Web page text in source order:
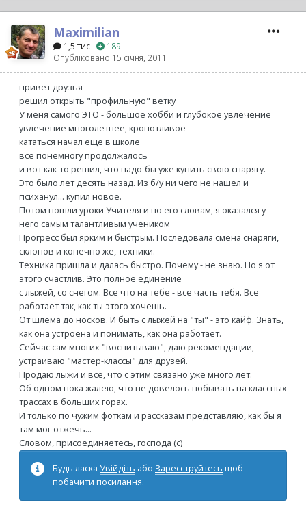
Maximilian
1,5 тис
189
Опубліковано 15 січня, 2011
привет друзья
решил открыть "профильную" ветку
У меня самого ЭТО - большое хобби и глубокое увлечение
увлечение многолетнее, кропотливое
кататься начал еще в школе
все понемногу продолжалось
и вот как-то решил, что надо-бы уже купить свою снарягу.
Это было лет десять назад. Из б/у ни чего не нашел и
психанул... купил новое.
Потом пошли уроки Учителя и по его словам, я оказался у
него самым талантливым учеником
Прогресс был ярким и быстрым. Последовала смена снаряги,
склонов и конечно же, техники.
Техника пришла и далась быстро. Почему - не знаю. Но я от
этого счастлив. Это полное единение
с лыжей, со снегом. Все что на тебе - все часть тебя. Все
работает так, как ты этого хочешь.
От шлема до носков. И быть с лыжей на "ты" - это кайф. Знать,
как она устроена и понимать, как она работает.
Сейчас сам многих "воспитываю", даю рекомендации,
устраиваю "мастер-классы" для друзей.
Продаю лыжи и все, что с этим связано уже много лет.
Об одном пока жалею, что не довелось побывать на классных
трассах в больших горах.
И только по чужим фоткам и рассказам представляю, как бы я
там мог отжечь...
Словом, присоединяетесь, господа (с)
Будь ласка Увійдіть або Зареєструйтесь щоб
побачити посилання.